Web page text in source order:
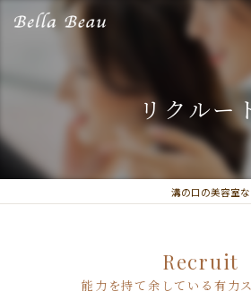
リクルー
溝の口の美容室
能力を持て余している有力
Recruit